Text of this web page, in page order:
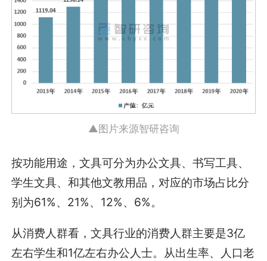
▲图片来源智研咨询
按功能用途，文具可分为办公文具、书写工具、
学生文具、和其他文教用品，对应的市场占比分
别为61%、21%、12%、6%。
从消费人群看，文具行业的消费人群主要是3亿
左右学生和1亿左右办公人士。从出生率、人口老